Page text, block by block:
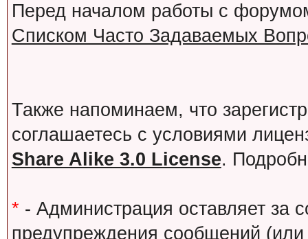
Перед началом работы с
Списком Часто Задаваемых
Также напоминаем, что
соглашаетесь с условиями
Share Alike 3.0 License.
* - Администрация оставляет за
предупреждения сообщений